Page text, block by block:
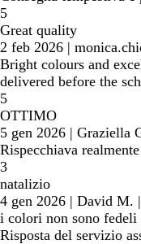
5
Great quality
2 feb 2026 |
Bright colours and
delivered before the
5
OTTIMO
5 gen 2026 | Graziella
Rispecchiava
3
natalizio
4 gen 2026 | David M. |
i colori non sono
Risposta del servizio